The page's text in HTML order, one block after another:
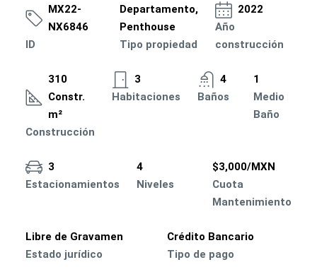
MX22-
NX6846
ID
Departamento,
Penthouse
Tipo propiedad
2022
Año
construcción
310
Constr.
m²
Construcción
3
Habitaciones
4
Baños
1
Medio
Baño
3
Estacionamientos
4
Niveles
$3,000/MXN
Cuota
Mantenimiento
Libre de Gravamen
Estado jurídico
Crédito Bancario
Tipo de pago